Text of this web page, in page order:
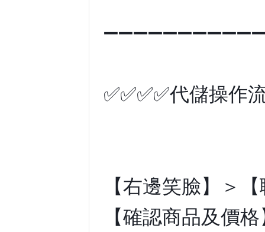
✅✅✅✅代儲操作
【右邊笑臉】＞
【確認商品及價